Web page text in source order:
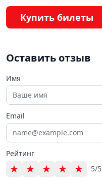
Купить билеты
Оставить отзыв
Имя
Email
Рейтинг
★ ★ ★ ★ ★
5/5